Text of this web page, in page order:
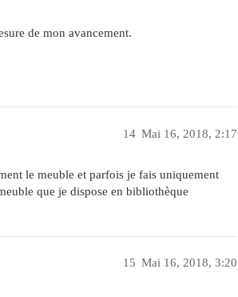
de mon avancement.
Mai 16, 2018, 2:17
14
le meuble et parfois je fais uniquement
que je dispose en bibliothèque
Mai 16, 2018, 3:20
15